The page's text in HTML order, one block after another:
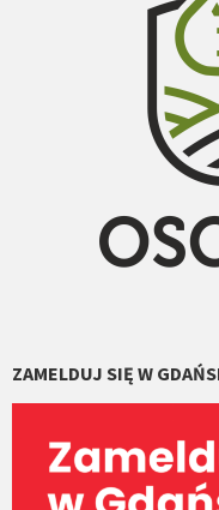
ZAMELDUJ SIĘ W